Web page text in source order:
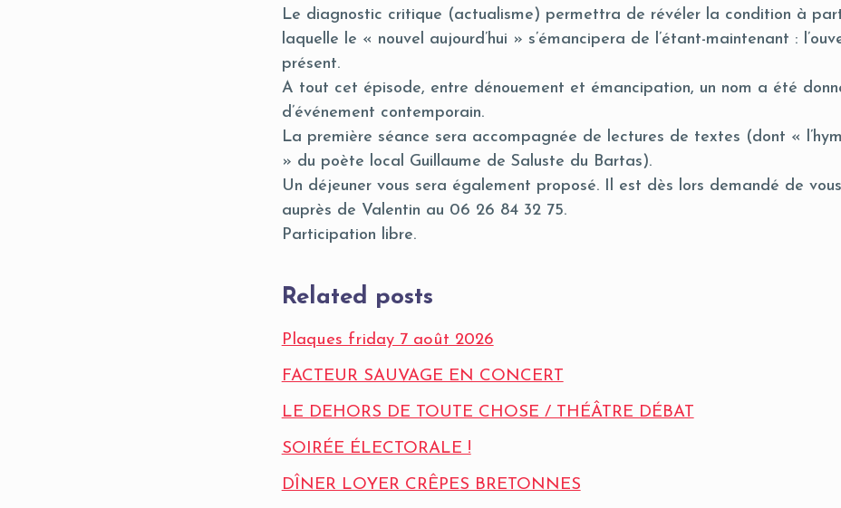
Le diagnostic critique (actualisme) permettra de révéler la condition à
laquelle le « nouvel aujourd’hui » s’émancipera de l’étant-maintenant :
présent.
A tout cet épisode, entre dénouement et émancipation, un nom a été
d’événement contemporain.
La première séance sera accompagnée de lectures de textes (dont «
» du poète local Guillaume de Saluste du Bartas).
Un déjeuner vous sera également proposé. Il est dès lors demandé de
auprès de Valentin au 06 26 84 32 75.
Participation libre.
Related posts
Plaques friday 7 août 2026
FACTEUR SAUVAGE EN CONCERT
LE DEHORS DE TOUTE CHOSE / THÉÂTRE DÉBAT
SOIRÉE ÉLECTORALE !
DÎNER LOYER CRÊPES BRETONNES